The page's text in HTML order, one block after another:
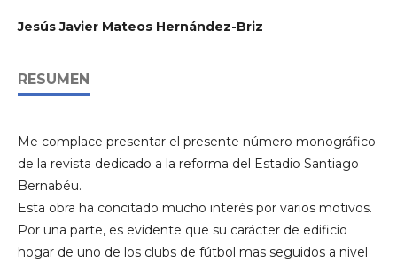
Jesús Javier Mateos Hernández-Briz
RESUMEN
Me complace presentar el presente número monográfico
de la revista dedicado a la reforma del Estadio Santiago
Bernabéu.
Esta obra ha concitado mucho interés por varios motivos.
Por una parte, es evidente que su carácter de edificio
hogar de uno de los clubs de fútbol mas seguidos a nivel